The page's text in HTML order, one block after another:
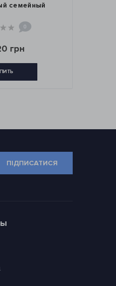
ПІДПИСАТИСЯ